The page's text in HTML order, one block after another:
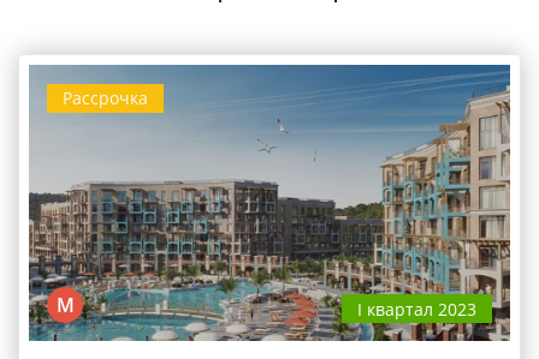
Рассрочка
М I квартал 2023